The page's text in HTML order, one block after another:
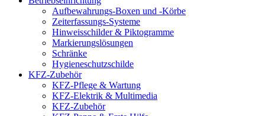
Aufbewahrungs-Boxen und -Körbe
Zeiterfassungs-Systeme
Hinweisschilder & Piktogramme
Markierungslösungen
Schränke
Hygieneschutzschilde
KFZ-Zubehör
KFZ-Pflege & Wartung
KFZ-Elektrik & Multimedia
KFZ-Zubehör